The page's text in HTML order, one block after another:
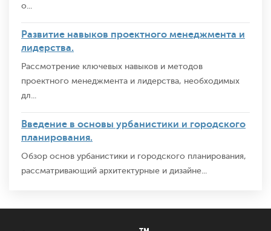
о...
Развитие навыков проектного менеджмента и
лидерства.
Рассмотрение ключевых навыков и методов
проектного менеджмента и лидерства, необходимых
дл...
Введение в основы урбанистики и городского
планирования.
Обзор основ урбанистики и городского планирования,
рассматривающий архитектурные и дизайне...